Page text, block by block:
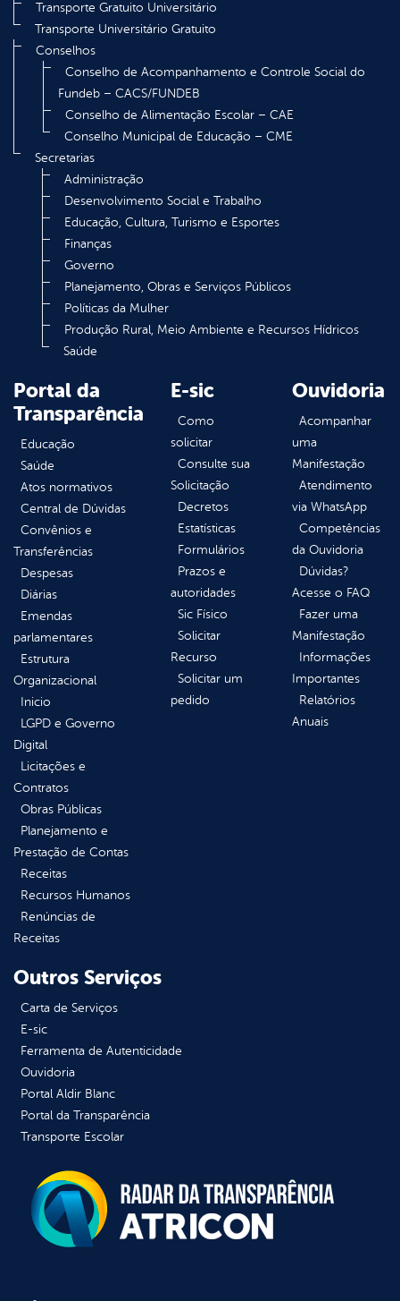
Transporte Gratuito Universitário
Transporte Universitário Gratuito
Conselhos
Conselho de Acompanhamento e Controle Social do
Fundeb – CACS/FUNDEB
Conselho de Alimentação Escolar – CAE
Conselho Municipal de Educação – CME
Secretarias
Administração
Desenvolvimento Social e Trabalho
Educação, Cultura, Turismo e Esportes
Finanças
Governo
Planejamento, Obras e Serviços Públicos
Políticas da Mulher
Produção Rural, Meio Ambiente e Recursos Hídricos
Saúde
Portal da
Transparência
Educação
Saúde
Atos normativos
Central de Dúvidas
Convênios e
Transferências
Despesas
Diárias
Emendas
parlamentares
Estrutura
Organizacional
Inicio
LGPD e Governo
Digital
Licitações e
Contratos
Obras Públicas
Planejamento e
Prestação de Contas
Receitas
Recursos Humanos
Renúncias de
Receitas
E-sic
Como
solicitar
Consulte sua
Solicitação
Decretos
Estatísticas
Formulários
Prazos e
autoridades
Sic Físico
Solicitar
Recurso
Solicitar um
pedido
Ouvidoria
Acompanhar
uma
Manifestação
Atendimento
via WhatsApp
Competências
da Ouvidoria
Dúvidas?
Acesse o FAQ
Fazer uma
Manifestação
Informações
Importantes
Relatórios
Anuais
Outros Serviços
Carta de Serviços
E-sic
Ferramenta de Autenticidade
Ouvidoria
Portal Aldir Blanc
Portal da Transparência
Transporte Escolar